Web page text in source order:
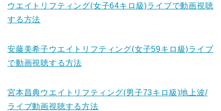
ウエイトリフティング(女子64キロ級)ライブで動画視聴
する方法
安藤美希子ウエイトリフティング(女子59キロ級)ライブ
で動画視聴する方法
宮本昌典ウエイトリフティング(男子73キロ級)地上波/
ライブ動画視聴する方法